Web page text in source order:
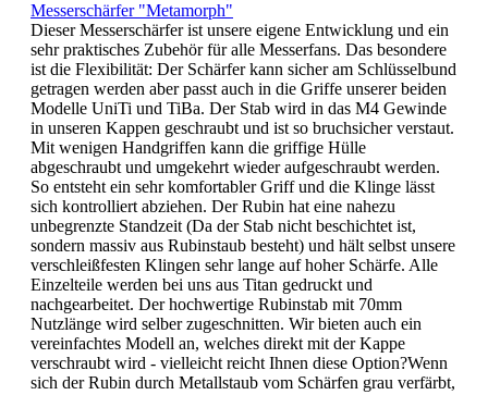
Messerschärfer "Metamorph"
Dieser Messerschärfer ist unsere eigene Entwicklung und ein
sehr praktisches Zubehör für alle Messerfans. Das besondere
ist die Flexibilität: Der Schärfer kann sicher am Schlüsselbund
getragen werden aber passt auch in die Griffe unserer beiden
Modelle UniTi und TiBa. Der Stab wird in das M4 Gewinde
in unseren Kappen geschraubt und ist so bruchsicher verstaut.
Mit wenigen Handgriffen kann die griffige Hülle
abgeschraubt und umgekehrt wieder aufgeschraubt werden.
So entsteht ein sehr komfortabler Griff und die Klinge lässt
sich kontrolliert abziehen. Der Rubin hat eine nahezu
unbegrenzte Standzeit (Da der Stab nicht beschichtet ist,
sondern massiv aus Rubinstaub besteht) und hält selbst unsere
verschleißfesten Klingen sehr lange auf hoher Schärfe. Alle
Einzelteile werden bei uns aus Titan gedruckt und
nachgearbeitet. Der hochwertige Rubinstab mit 70mm
Nutzlänge wird selber zugeschnitten. Wir bieten auch ein
vereinfachtes Modell an, welches direkt mit der Kappe
verschraubt wird - vielleicht reicht Ihnen diese Option?Wenn
sich der Rubin durch Metallstaub vom Schärfen grau verfärbt,